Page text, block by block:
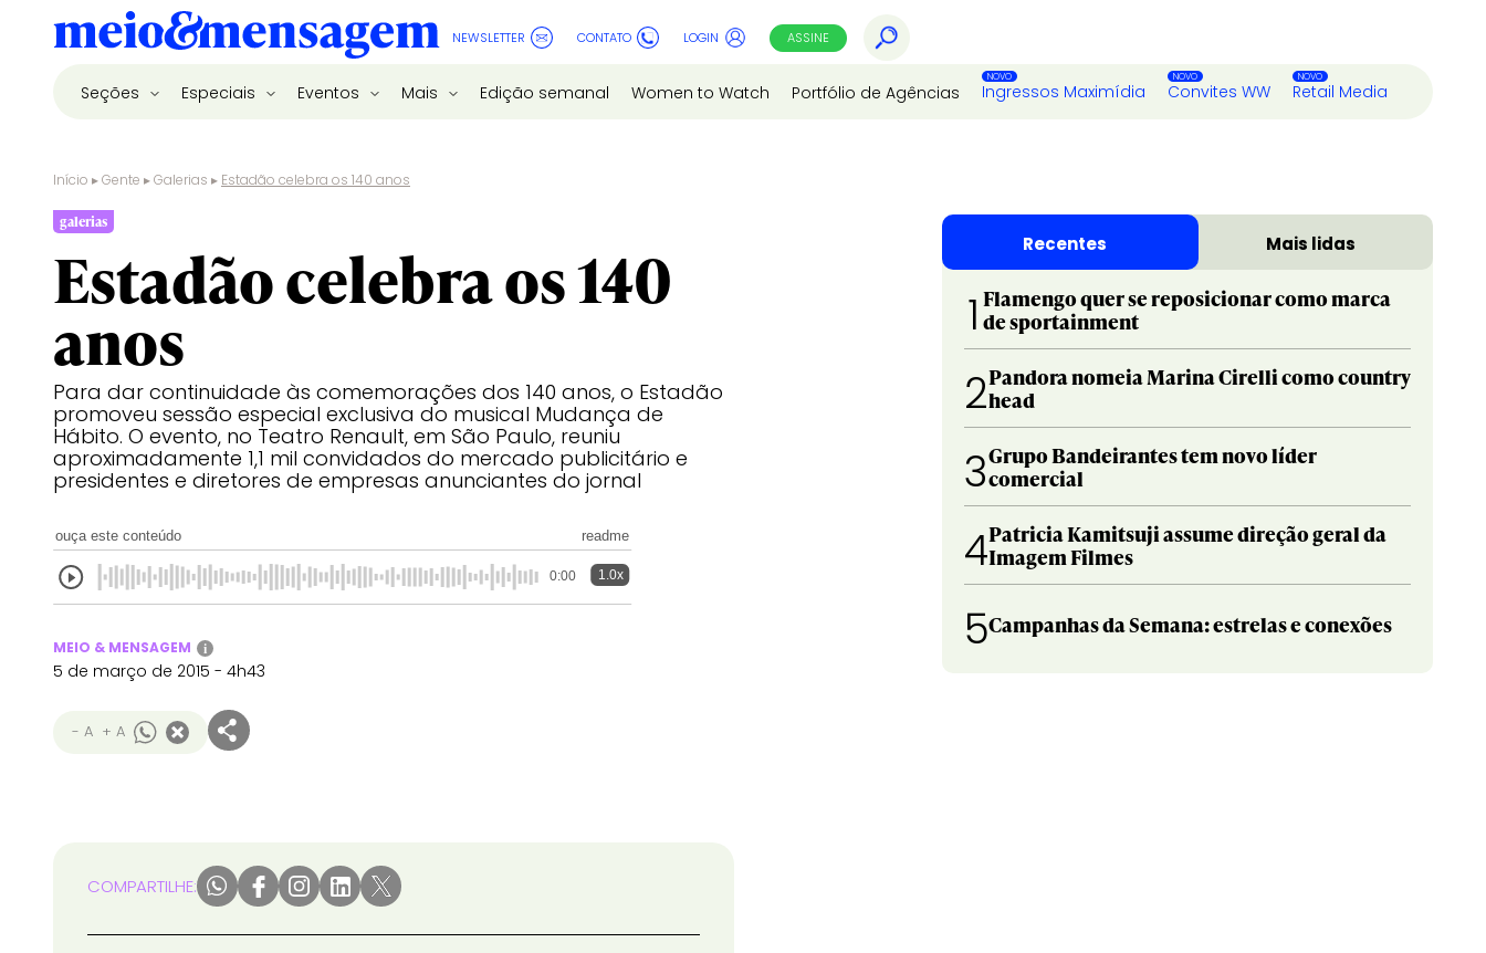
NEWSLETTER CONTATO LOGIN ASSINE
Seções Especiais Eventos Mais Edição semanal Women to Watch Portfólio de Agências Ingressos Maximídia Convites WW Retail Media
Início ▸Gente ▸Galerias ▸ Estadão celebra os 140 anos
galerias
Estadão celebra os 140
anos
Para dar continuidade às comemorações dos 140 anos, o Estadão
promoveu sessão especial exclusiva do musical Mudança de
Hábito. O evento, no Teatro Renault, em São Paulo, reuniu
aproximadamente 1,1 mil convidados do mercado publicitário e
presidentes e diretores de empresas anunciantes do jornal
ouça este conteúdo readme
0:00 1.0x
MEIO & MENSAGEM i
5 de março de 2015 - 4h43
- A + A
COMPARTILHE:
Recentes Mais lidas
1 Flamengo quer se reposicionar como marca
de sportainment
2Pandora nomeia Marina Cirelli como country
head
3Grupo Bandeirantes tem novo líder
comercial
4Patricia Kamitsuji assume direção geral da
Imagem Filmes
5Campanhas da Semana: estrelas e conexões